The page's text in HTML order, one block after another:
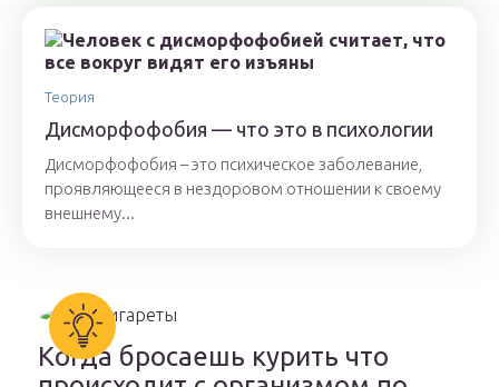
Теория
Дисморфофобия — что это в психологии
Дисморфофобия – это психическое заболевание,
проявляющееся в нездоровом отношении к своему
внешнему...
Когда бросаешь курить что